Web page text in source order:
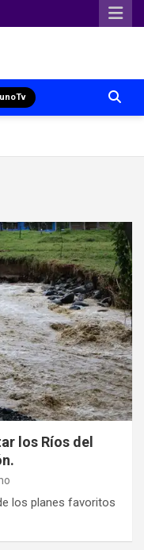
los Ríos del
los planes favoritos